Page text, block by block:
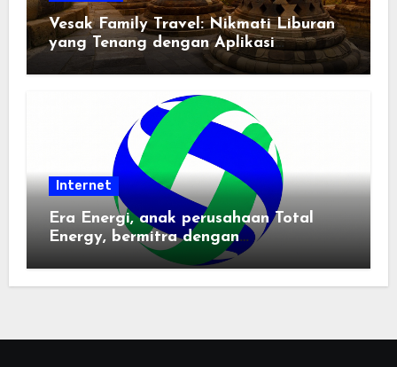
Vesak Family Travel: Nikmati Liburan
yang Tenang dengan Aplikasi
Pemindai PDF
Internet
Era Energi, anak perusahaan Total
Energy, bermitra dengan
Zhuochuangtong untuk mempercepat
transisi energi Indonesia — raksasa